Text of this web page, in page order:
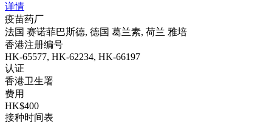
详情
疫苗药厂
法国 赛诺菲巴斯德, 德国 葛兰素, 荷兰 雅培
香港注册编号
HK-65577, HK-62234, HK-66197
认证
香港卫生署
费用
HK$400
接种时间表